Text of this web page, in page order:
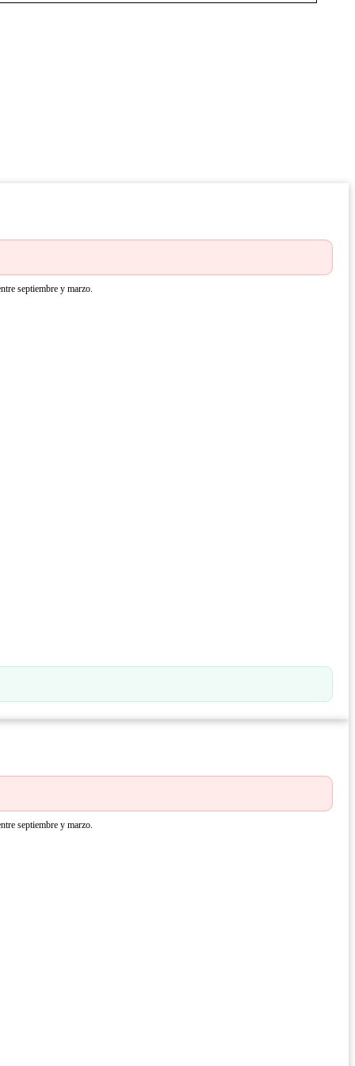
septiembre y marzo.
septiembre y marzo.